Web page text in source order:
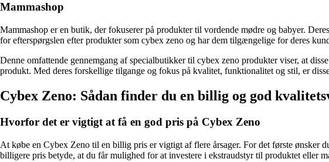
Mammashop
Mammashop er en butik, der fokuserer på produkter til vordende mødre og babyer.
for efterspørgslen efter produkter som cybex zeno og har dem tilgængelige for deres
Denne omfattende gennemgang af specialbutikker til cybex zeno produkter viser, at
produkt. Med deres forskellige tilgange og fokus på kvalitet, funktionalitet og stil, er
Cybex Zeno: Sådan finder du en billig og god
Hvorfor det er vigtigt at få en god pris på Cybex Zeno
At købe en Cybex Zeno til en billig pris er vigtigt af flere årsager. For det første ønsker
billigere pris betyde, at du får mulighed for at investere i ekstraudstyr til produktet eller